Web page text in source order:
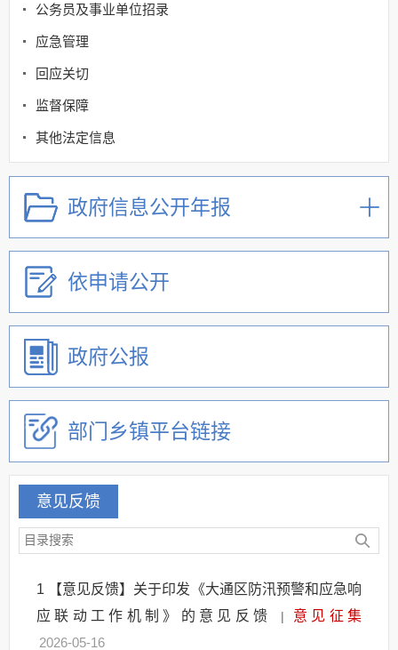
公务员及事业单位招录
应急管理
回应关切
监督保障
其他法定信息
政府信息公开年报
依申请公开
政府公报
部门乡镇平台链接
意见反馈
1
【意见反馈】关于印发《大通区防汛预警和应急响
应联动工作机制》的意见反馈
|
意见征集
2026-05-16